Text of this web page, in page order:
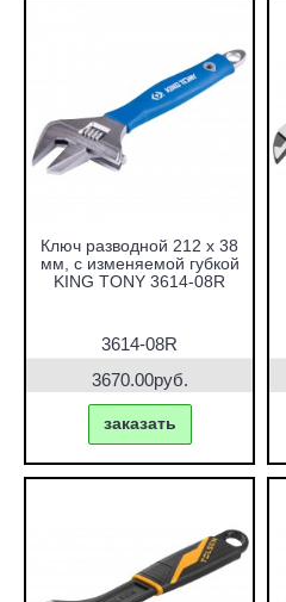
Ключ разводной 212 х 38
мм, с изменяемой губкой
KING TONY 3614-08R
3614-08R
3670.00руб.
заказать